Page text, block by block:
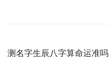
测名字生辰八字算命运准吗